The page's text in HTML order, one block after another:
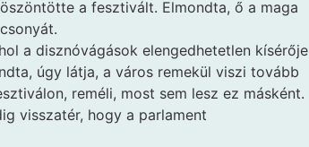
a fesztivált. Elmondta, ő a maga
a disznóvágások elengedhetetlen kísérője
úgy látja, a város remekül viszi tovább
reméli, most sem lesz ez másként.
visszatér, hogy a parlament